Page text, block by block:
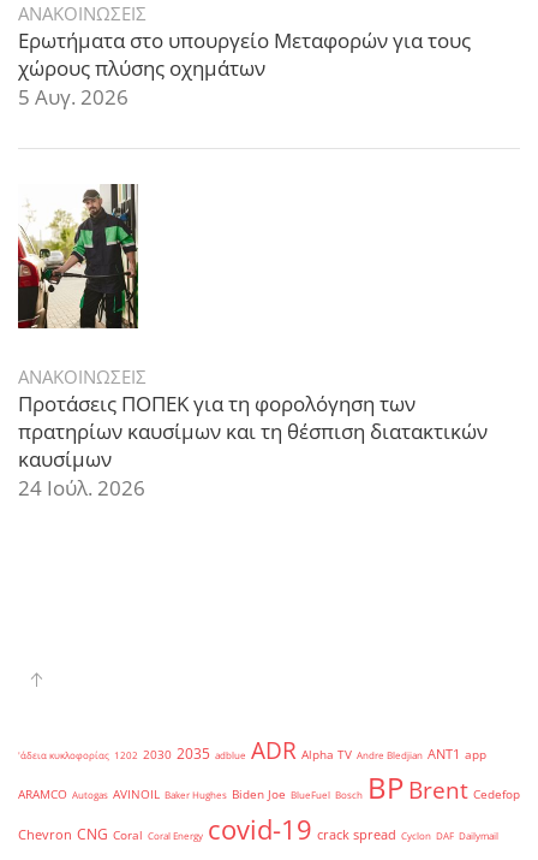
ΑΝΑΚΟΙΝΩΣΕΙΣ
Ερωτήματα στο υπουργείο Μεταφορών για τους
χώρους πλύσης οχημάτων
5 Αυγ. 2026
ΑΝΑΚΟΙΝΩΣΕΙΣ
Προτάσεις ΠΟΠΕΚ για τη φορολόγηση των
πρατηρίων καυσίμων και τη θέσπιση διατακτικών
καυσίμων
24 Ιούλ. 2026
'άδεια κυκλοφορίας 1202 2030 2035 adblue ADR Alpha TV Andre Bledjian ANT1 app
ARAMCO Autogas AVINOIL Baker Hughes Biden Joe BlueFuel Bosch BPBrent Cedefop
Chevron CNG Coral Coral Energy covid-19 crack spread Cyclon DAF Dailymail